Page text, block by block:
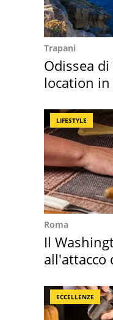
Trapani
Odissea
location
LIFESTYLE
Roma
Il
all'attacco
ECCELLENZE